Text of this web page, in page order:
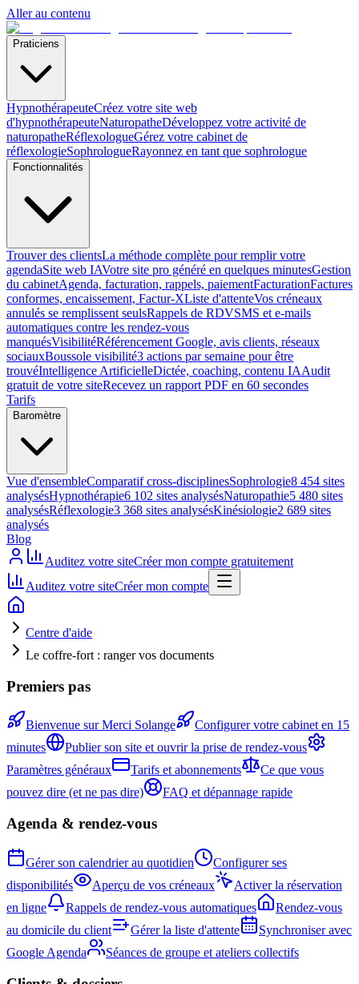
Aller au contenu
Praticiens
HypnothérapeuteCréez votre site web
d'hypnothérapeuteNaturopatheDéveloppez votre activité de
naturopatheRéflexologueGérez votre cabinet de
réflexologieSophrologueRayonnez en tant que sophrologue
Fonctionnalités
Trouver des clientsLa méthode complète pour remplir votre
agendaSite web IAVotre site pro généré en quelques minutesGestion
du cabinetAgenda, facturation, rappels, paiementFacturationFactures
conformes, encaissement, Factur-XListe d'attenteVos créneaux
annulés se remplissent seulsRappels de RDVSMS et e-mails
automatiques contre les rendez-vous
manquésVisibilitéRéférencement Google, avis clients, réseaux
sociauxBoussole visibilité3 actions par semaine pour être
trouvéIntelligence ArtificielleDictée, coaching, contenu IAAudit
gratuit de votre siteRecevez un rapport PDF en 60 secondes
Tarifs
Baromètre
Vue d'ensembleComparatif cross-disciplinesSophrologie8 454 sites
analysésHypnothérapie6 102 sites analysésNaturopathie5 480 sites
analysésRéflexologie3 368 sites analysésKinésiologie2 689 sites
analysés
Blog
Auditez votre siteCréer mon compte gratuitement
Auditez votre siteCréer mon compte
Centre d'aide
Le coffre-fort : ranger vos documents
Premiers pas
Bienvenue sur Merci Solange
Configurer votre cabinet en 15
minutes
Publier son site et ouvrir la prise de rendez-vous
Paramètres généraux
Tarifs et abonnements
Ce que vous
pouvez dire (et ne pas dire)
FAQ et dépannage rapide
Agenda & rendez-vous
Gérer son calendrier au quotidien
Configurer ses
disponibilités
Aperçu de vos créneaux
Activer la réservation
en ligne
Rappels de rendez-vous automatiques
Rendez-vous
au domicile du client
Gérer la liste d'attente
Synchroniser avec
Google Agenda
Séances de groupe et ateliers collectifs